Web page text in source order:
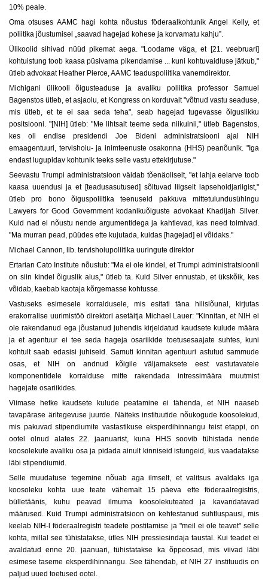
10% peale.
Oma otsuses AAMC hagi kohta nõustus föderaalkohtunik Angel Kelly, et
poliitika jõustumisel „saavad hagejad kohese ja korvamatu kahju”.
Ülikoolid sihivad nüüd pikemat aega. "Loodame väga, et [21. veebruari]
kohtuistung toob kaasa püsivama pikendamise ... kuni kohtuvaidluse jätkub,"
ütleb advokaat Heather Pierce, AAMC teaduspoliitika vanemdirektor.
Michigani ülikooli õigusteaduse ja avaliku poliitika professor Samuel
Bagenstos ütleb, et asjaolu, et Kongress on korduvalt "võtnud vastu seaduse,
mis ütleb, et te ei saa seda teha", seab hagejad tugevasse õiguslikku
positsiooni. "[NIH] ütleb: "Me lihtsalt teeme seda niikuinii," ütleb Bagenstos,
kes oli endise presidendi Joe Bideni administratsiooni ajal NIH
emaagentuuri, tervishoiu- ja inimteenuste osakonna (HHS) peanõunik. "Iga
endast lugupidav kohtunik teeks selle vastu ettekirjutuse."
Seevastu Trumpi administratsioon väidab tõenäoliselt, "et lahja eelarve toob
kaasa uuendusi ja et [teadusasutused] sõltuvad liigselt lapsehoidjariigist,"
ütleb pro bono õiguspoliitika teenuseid pakkuva mittetulundusühingu
Lawyers for Good Government kodanikuõiguste advokaat Khadijah Silver.
Kuid nad ei nõustu nende argumentidega ja kahtlevad, kas need toimivad.
"Ma murran pead, püüdes ette kujutada, kuidas [hagejad] ei võidaks."
Michael Cannon, lib. tervishoiupoliitika uuringute direktor
Ertarian Cato Institute nõustub: "Ma ei ole kindel, et Trumpi administratsioonil
on siin kindel õiguslik alus," ütleb ta. Kuid Silver ennustab, et ükskõik, kes
võidab, kaebab kaotaja kõrgemasse kohtusse.
Vastuseks esimesele korraldusele, mis esitati täna hilislõunal, kirjutas
erakorralise uurimistöö direktori asetäitja Michael Lauer: "Kinnitan, et NIH ei
ole rakendanud ega jõustanud juhendis kirjeldatud kaudsete kulude määra
ja et agentuur ei tee seda hageja osariikide toetusesaajate suhtes, kuni
kohtult saab edasisi juhiseid. Samuti kinnitan agentuuri astutud sammude
osas, et NIH on andnud kõigile väljamaksete eest vastutavatele
komponentidele korralduse mitte rakendada intressimäära muutmist
hagejate osariikides.
Viimase hetke kaudsete kulude peatamine ei tähenda, et NIH naaseb
tavapärase äritegevuse juurde. Näiteks instituutide nõukogude koosolekud,
mis pakuvad stipendiumite vastastikuse eksperdihinnangu teist etappi, on
ootel olnud alates 22. jaanuarist, kuna HHS soovib tühistada nende
koosolekute avaliku osa ja pidada ainult kinniseid istungeid, kus vaadatakse
läbi stipendiumid.
Selle muudatuse tegemine nõuab aga ilmselt, et valitsus avaldaks iga
koosoleku kohta uue teate vähemalt 15 päeva ette föderaalregistris,
bülletäänis, kuhu peavad ilmuma koosolekuteated ja kavandatavad
määrused. Kuid Trumpi administratsioon on kehtestanud suhtluspausi, mis
keelab NIH-l föderaalregistri teadete postitamise ja "meil ei ole teavet" selle
kohta, millal see tühistatakse, ütles NIH pressiesindaja taustal. Kui teadet ei
avaldatud enne 20. jaanuari, tühistatakse ka õppeosad, mis viivad läbi
esimese taseme eksperdihinnangu. See tähendab, et NIH 27 instituudis on
paljud uued toetused ootel.